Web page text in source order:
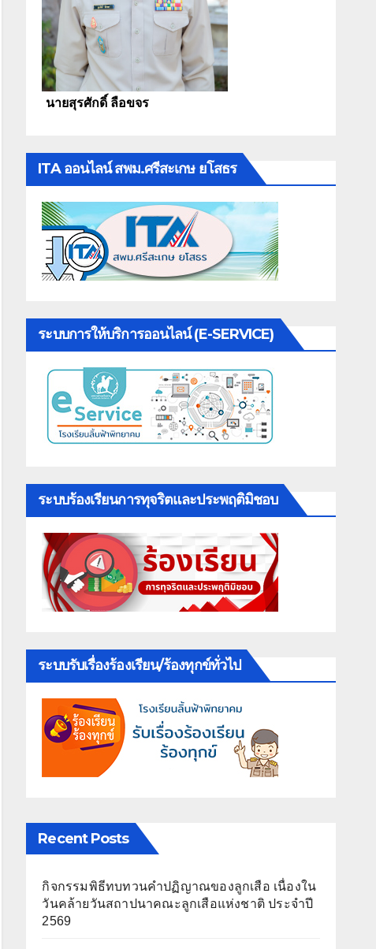
นายสุรศักดิ์ ลือขจร
ITA ออนไลน์ สพม.ศรีสะเกษ ยโสธร
ระบบการให้บริการออนไลน์ (E-SERVICE)
ระบบร้องเรียนการทุจริตและประพฤติมิชอบ
ระบบรับเรื่องร้องเรียน/ร้องทุกข์ทั่วไป
Recent Posts
กิจกรรมพิธีทบทวนคำปฏิญาณของลูกเสือ เนื่องใน
วันคล้ายวันสถาปนาคณะลูกเสือแห่งชาติ ประจำปี
2569